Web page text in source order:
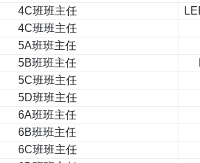
4C班班主任
4C班班主任
5A班班主任
5B班班主任
5C班班主任
5D班班主任
6A班班主任
6B班班主任
6C班班主任